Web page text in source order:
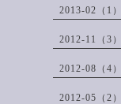
2013-02（1）
2012-11（3）
2012-08（4）
2012-05（2）